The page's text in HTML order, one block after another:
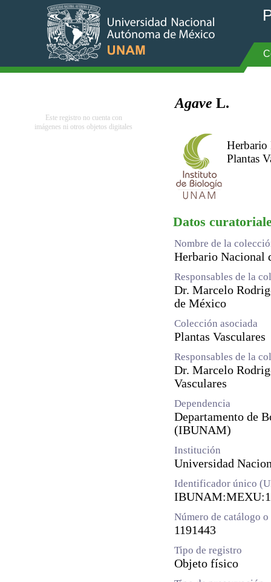
Este registro no cuenta con
imágenes ni otros objetos digitales
Agave L.
Plantas
Datos
Nombre de la
Herbario
Responsables de la
Dr. Marcelo
de México
Colección asociada
Plantas Vasculares
Responsables de la
Dr. Marcelo
Vasculares
Dependencia
Departamento de
(IBUNAM)
Institución
Universidad
Identificador único
Número de catálogo
1191443
Tipo de registro
Objeto físico